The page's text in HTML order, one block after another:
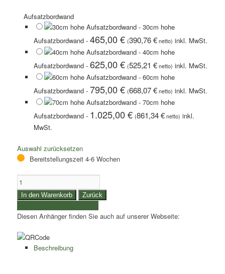
Aufsatzbordwand
- 30cm hohe
Aufsatzbordwand- 465,00€ (390,76€netto)
- 40cm hohe
Aufsatzbordwand- 625,00€ (525,21 €netto)
- 60cm hohe
Aufsatzbordwand- 795,00€ (668,07€netto)
- 70cm hohe
Aufsatzbordwand- 1.025,00€ (861,34€netto)
Auswahl zurücksetzen
Bereitstellungszeit 4-6 Wochen
Eduard
Aufsatzbordwand
256
|
Breite
150cm
|
In den Warenkorb Zurück
Diesen Anhänger finden Sie auch auf unserer Webseite:
Beschreibung